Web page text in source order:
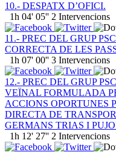
10.- DESPATX D’OFICI.
1h 04' 05'' 2 Intervencions
11.- PREC DEL GRUP
CORRECTA DE LES
1h 07' 00'' 3 Intervencions
12.- PREC DEL GRUP
VEÏNAL FORMULADA
ACCIONS OPORTUNES
DIRECTA DE
GERMANS TRIAS I
1h 12' 27'' 2 Intervencions